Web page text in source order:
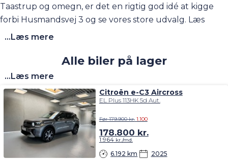
Taastrup og omegn, er det en rigtig god idé at kigge
forbi Husmandsvej 3 og se vores store udvalg. Læs
mere om afdelingen
...Læs mere
Alle biler på lager
...Læs mere
Citroën e-C3 Aircross
EL Plus 113HK 5d Aut.
6.192 km 2025
Før 179.900 kr. 1.100
178.800 kr.
1.964kr./md.